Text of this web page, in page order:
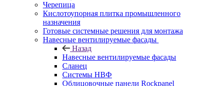
Черепица
Кислотоупорная плитка промышленного
назначения
Готовые системные решения для монтажа
Навесные вентилируемые фасады
Назад
Навесные вентилируемые фасады
Сланец
Системы НВФ
Облицовочные панели Rockpanel